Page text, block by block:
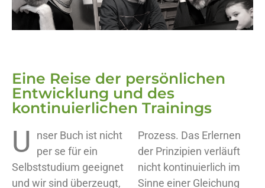
Eine Reise der persönlichen
Entwicklung und des
kontinuierlichen Trainings
U
nser Buch ist nicht
per se für ein
Selbststudium geeignet
und wir sind überzeugt,
Prozess. Das Erlernen
der Prinzipien verläuft
nicht kontinuierlich im
Sinne einer Gleichung